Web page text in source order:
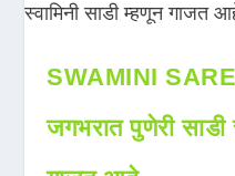
SWAMINI
जगभरात पुणेरी साडी